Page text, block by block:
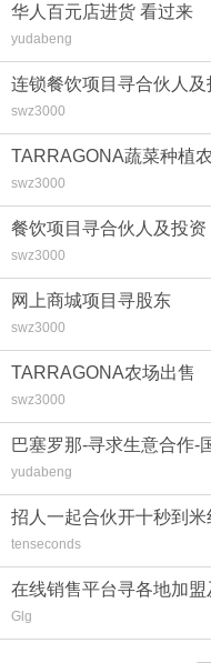
华人百元店进货 看过来
yudabeng
连锁餐饮项目寻合伙人及
swz3000
TARRAGONA蔬菜种植
swz3000
餐饮项目寻合伙人及投资
swz3000
网上商城项目寻股东
swz3000
TARRAGONA农场出售
swz3000
巴塞罗那-寻求生意合作-
yudabeng
招人一起合伙开十秒到米
tenseconds
在线销售平台寻各地加
Glg